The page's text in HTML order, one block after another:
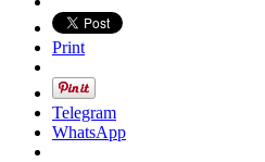
Print
Telegram
WhatsApp